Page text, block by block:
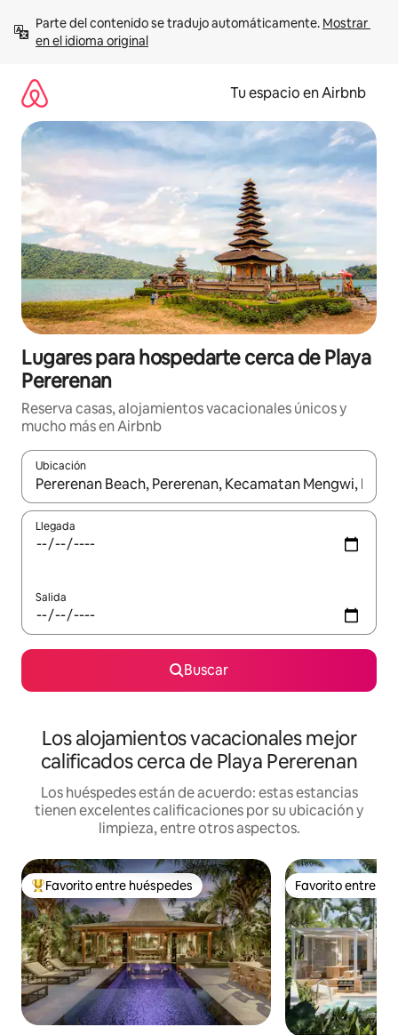
contenido
Parte del contenido se tradujo automáticamente. Mostrar
en el idioma original
Tu espacio en Airbnb
Lugares para hospedarte cerca de Playa
Pererenan
Reserva casas, alojamientos vacacionales únicos y
mucho más en Airbnb
Ubicación
Cuando los resultados estén disponibles, podrás navegar
Llegada
Salida
Buscar
Los alojamientos vacacionales mejor
calificados cerca de Playa Pererenan
Los huéspedes están de acuerdo: estas estancias
tienen excelentes calificaciones por su ubicación y
limpieza, entre otros aspectos.
De los mejores en Favorito entre huéspedes
Favorito entre huéspedes Favorito entre
Favorito entre